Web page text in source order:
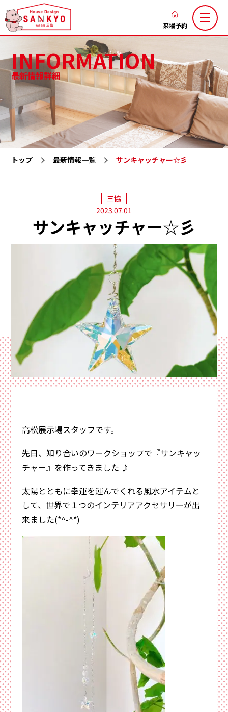
香
の
新
築
注
住
宅
な
ハ
ザ
イ
協
来場予約
三協のこだわり 家づくりの流れ
ブログ お知らせ
お客様の声 土地お気に入り
施工お気に入り 注文住宅
LaxsⅡ 高性能規格住宅『ミライカ』
会社概要 求人情報
プライバシーポリシー
来場予約
資料請求
電話相談
INFORMATION
最新情報詳細
トップ 最新情報一覧 サンキャッチャー☆彡
三協
2023.07.01
サンキャッチャー☆彡
高松展示場スタッフです。
先日、知り合いのワークショップで『サンキャッ
チャー』を作ってきました ♪
太陽とともに幸運を運んでくれる風水アイテムと
して、世界で１つのインテリアアクセサリーが出
来ました(*^-^*)